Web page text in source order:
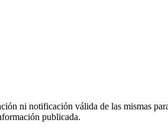
ni notificación válida de las mismas
publicada.